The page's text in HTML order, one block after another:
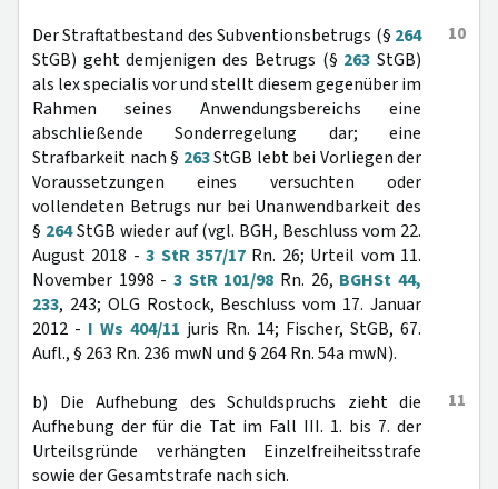
10
Der Straftatbestand des Subventionsbetrugs (§ 264
StGB) geht demjenigen des Betrugs (§ 263 StGB)
als lex specialis vor und stellt diesem gegenüber im
Rahmen seines Anwendungsbereichs eine
abschließende Sonderregelung dar; eine
Strafbarkeit nach § 263StGB lebt bei Vorliegen der
Voraussetzungen eines versuchten oder
vollendeten Betrugs nur bei Unanwendbarkeit des
§ 264StGB wieder auf (vgl. BGH, Beschluss vom 22.
August 2018 -3 StR 357/17 Rn. 26; Urteil vom 11.
November 1998 - 3 StR 101/98 Rn. 26, BGHSt 44,
233, 243; OLG Rostock, Beschluss vom 17. Januar
2012 - I Ws 404/11 juris Rn. 14; Fischer, StGB, 67.
Aufl., § 263 Rn. 236 mwN und § 264 Rn. 54a mwN).
11
b) Die Aufhebung des Schuldspruchs zieht die
Aufhebung der für die Tat im Fall III. 1. bis 7. der
Urteilsgründe verhängten Einzelfreiheitsstrafe
sowie der Gesamtstrafe nach sich.